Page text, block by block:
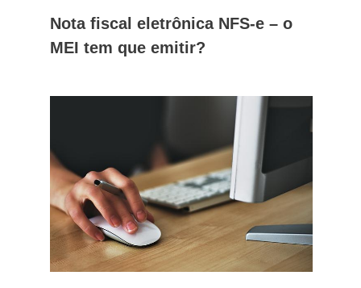
Nota fiscal eletrônica NFS-e – o
MEI tem que emitir?